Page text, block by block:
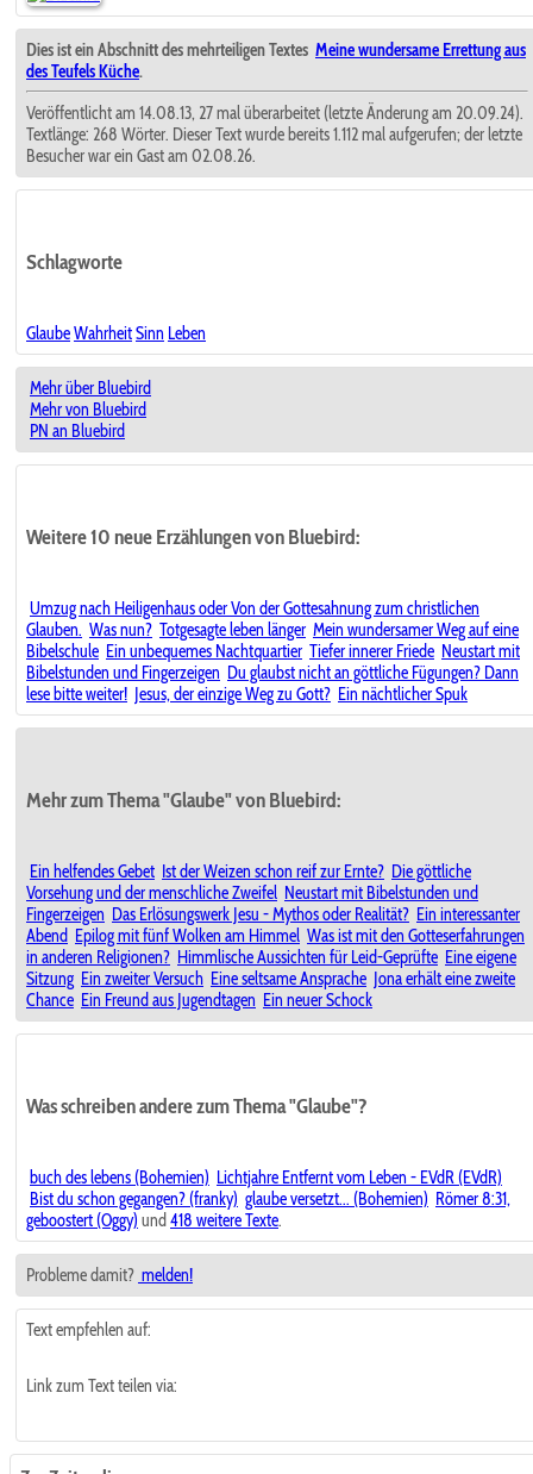
Dies ist ein Abschnitt des mehrteiligen Textes Meine wundersame Errettung aus
des Teufels Küche.
Veröffentlicht am 14.08.13, 27 mal überarbeitet (letzte Änderung am 20.09.24).
Textlänge: 268 Wörter. Dieser Text wurde bereits 1.112 mal aufgerufen; der letzte
Besucher war ein Gast am 02.08.26.
Schlagworte
GlaubeWahrheitSinn Leben
Mehr über Bluebird
Mehr von Bluebird
PN an Bluebird
Weitere 10 neue Erzählungen von Bluebird:
Umzug nach Heiligenhaus oder Von der Gottesahnung zum christlichen
Glauben. Was nun? Totgesagte leben länger Mein wundersamer Weg auf eine
Bibelschule Ein unbequemes Nachtquartier Tiefer innerer Friede Neustart mit
Bibelstunden und Fingerzeigen Du glaubst nicht an göttliche Fügungen? Dann
lese bitte weiter! Jesus, der einzige Weg zu Gott? Ein nächtlicher Spuk
Mehr zum Thema "Glaube" von Bluebird:
Ein helfendes Gebet Ist der Weizen schon reif zur Ernte? Die göttliche
Vorsehung und der menschliche Zweifel Neustart mit Bibelstunden und
Fingerzeigen Das Erlösungswerk Jesu - Mythos oder Realität? Ein interessanter
Abend Epilog mit fünf Wolken am Himmel Was ist mit den Gotteserfahrungen
in anderen Religionen? Himmlische Aussichten für Leid-Geprüfte Eine eigene
Sitzung Ein zweiter Versuch Eine seltsame Ansprache Jona erhält eine zweite
Chance Ein Freund aus Jugendtagen Ein neuer Schock
Was schreiben andere zum Thema "Glaube"?
buch des lebens (Bohemien) Lichtjahre Entfernt vom Leben - EVdR (EVdR)
Bist du schon gegangen? (franky) glaube versetzt... (Bohemien) Römer 8:31,
geboostert (Oggy) und 418 weitere Texte.
Probleme damit? melden!
Text empfehlen auf:
Link zum Text teilen via: